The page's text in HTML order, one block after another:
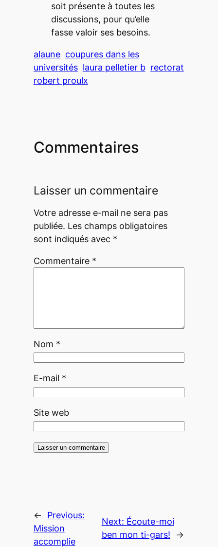
soit présente à toutes les
discussions, pour qu’elle
fasse valoir ses besoins.
alaune coupures dans les
universités laura pelletier b rectorat
robert proulx
Commentaires
Laisser un commentaire
Votre adresse e-mail ne sera pas
publiée. Les champs obligatoires
sont indiqués avec *
Commentaire *
Nom *
E-mail *
Site web
←
Previous:
Mission
accomplie
Next: Écoute-moi
ben mon ti-gars!
→